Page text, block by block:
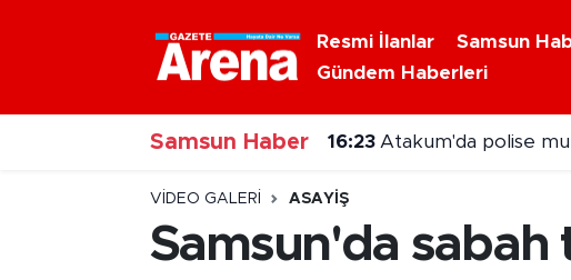
Resmi İlanlar Samsun
Gündem Haberleri
Samsun Haber 16:23 Atakum'da polise
VIDEO GALERI ASAYIŞ
Samsun'da
Nöbetçi Eczaneler
Hava Durumu
Samsun Namaz Vakitleri
Trafik Durumu